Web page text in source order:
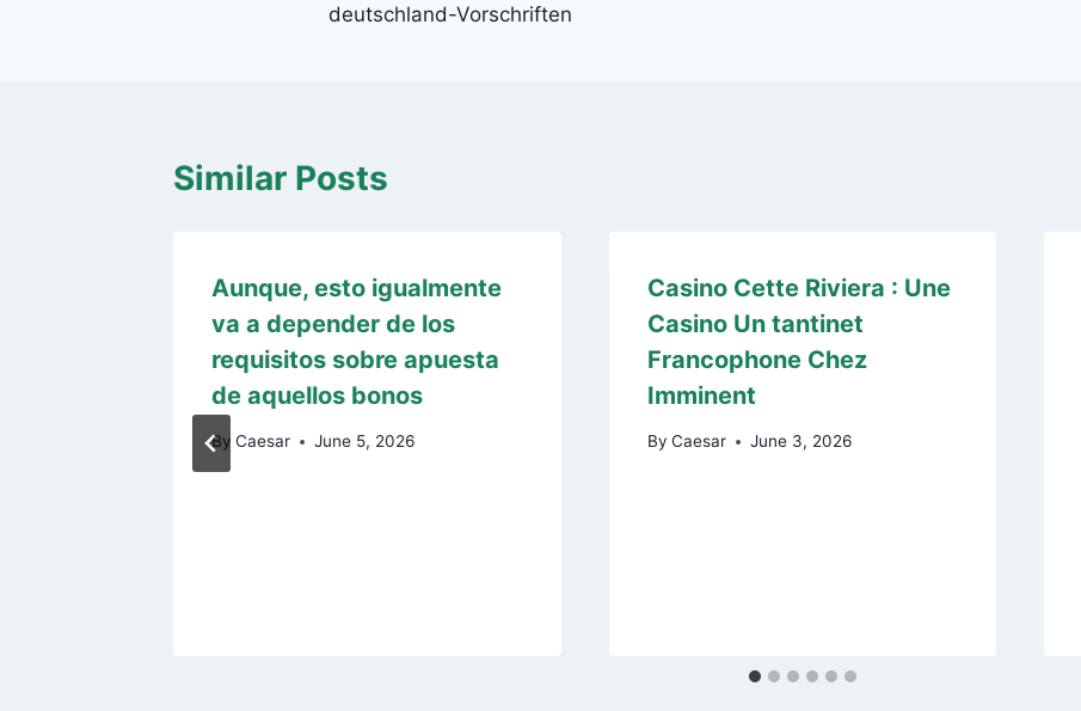
deutschland-Vorschriften
Similar Posts
Aunque, esto igualmente
va a depender de los
requisitos sobre apuesta
de aquellos bonos
By Caesar June 5, 2026
Casino Cette Riviera : Une
Casino Un tantinet
Francophone Chez
Imminent
By Caesar June 3, 2026